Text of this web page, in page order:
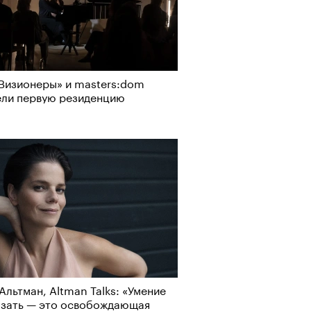
и masters:dom
первую резиденцию
Altman Talks: «Умение
— это освобождающая